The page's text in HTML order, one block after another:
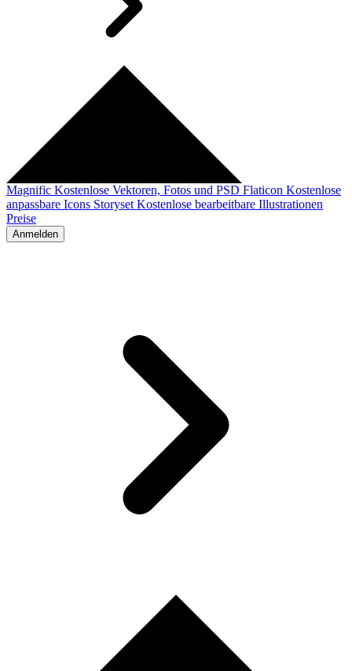
Magnific Kostenlose Vektoren, Fotos und PSD Flaticon Kostenlose
anpassbare Icons Storyset Kostenlose bearbeitbare Illustrationen
Preise
Anmelden